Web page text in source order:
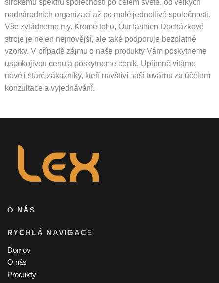
širokému spektru společností po celém světě, od velkých
nadnárodních organizací až po malé jednotlivé společnosti.
Vše zvládneme my. Kromě toho, Our fashion Docházkové
stroje je nejen nejnovější, ale také podporuje bezplatné
vzorky. V případě zájmu o naše produkty Vám poskytneme
uspokojivou cenu a poskytneme ceník. Upřímně vítáme
nové i staré zákazníky, kteří navštíví naši továrnu za účelem
konzultace a vyjednávání.
O NÁS
RYCHLÁ NAVIGACE
Domov
O nás
Produkty